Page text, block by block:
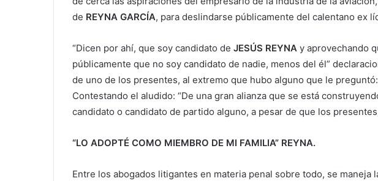
de REYNA GARCÍA, para deslindarse públicamente del calentano ex
“Dicen por ahí, que soy candidato de JESÚS REYNA y aprovechando
públicamente que no soy candidato de nadie, menos del él”
de uno de los presentes, al extremo que hubo alguno que le
Contestando el aludido: “De una gran alianza que se está
candidato o candidato de partido alguno, a pesar de que los
“LO ADOPTÉ COMO MIEMBRO DE MI FAMILIA” REYNA.
Entre los abogados litigantes en materia penal sobre todo, se maneja